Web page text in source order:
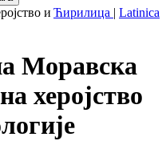
Ћирилица | Latinica
и
Моравска
херојство